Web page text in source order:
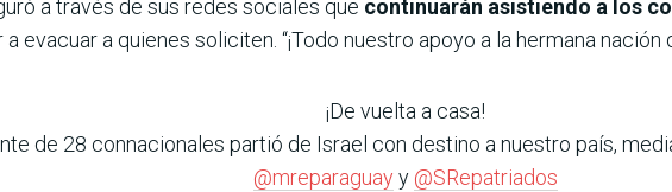
a través de sus redes sociales que continuarán asistiendo a los
evacuar a quienes soliciten. “¡Todo nuestro apoyo a la hermana nación
¡De vuelta a casa!
de 28 connacionales partió de Israel con destino a nuestro país,
@mreparaguayy @SRepatriados